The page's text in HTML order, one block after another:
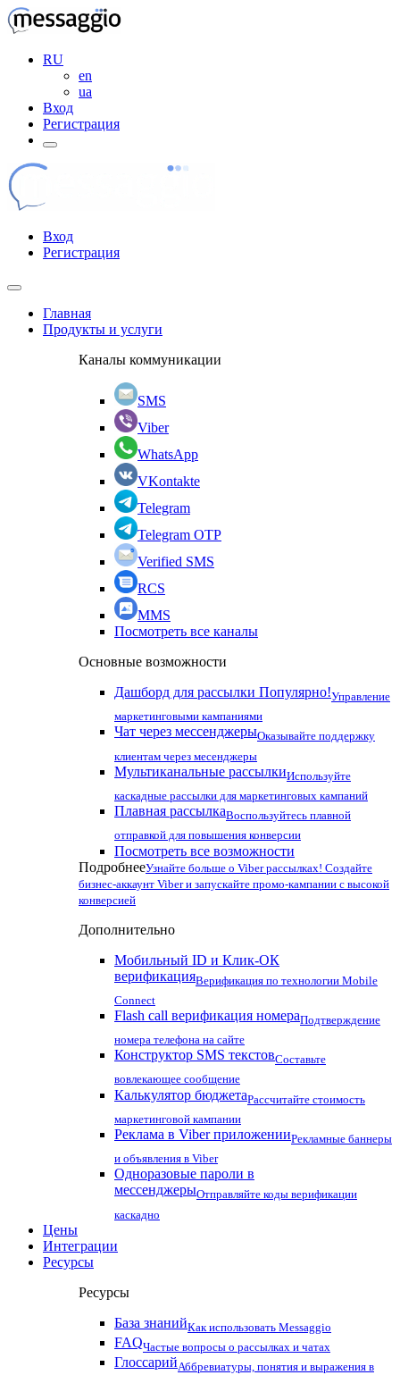
RU
en
ua
Вход
Регистрация
Вход
Регистрация
Главная
Продукты и услуги
Каналы коммуникации
SMS
Viber
WhatsApp
VKontakte
Telegram
Telegram OTP
Verified SMS
RCS
MMS
Посмотреть все каналы
Основные возможности
Дашборд для рассылки Популярно!Управление
маркетинговыми кампаниями
Чат через мессенджерыОказывайте поддержку
клиентам через месенджеры
Мультиканальные рассылкиИспользуйте
каскадные рассылки для маркетинговых кампаний
Плавная рассылкаВоспользуйтесь плавной
отправкой для повышения конверсии
Посмотреть все возможности
ПодробнееУзнайте больше о Viber рассылках! Создайте
бизнес-аккаунт Viber и запускайте промо-кампании с высокой
конверсией
Дополнительно
Мобильный ID и Клик-ОК
верификацияВерификация по технологии Mobile
Connect
Flash call верификация номераПодтверждение
номера телефона на сайте
Конструктор SMS текстовСоставьте
вовлекающее сообщение
Калькулятор бюджетаРассчитайте стоимость
маркетинговой кампании
Реклама в Viber приложенииРекламные баннеры
и объявления в Viber
Одноразовые пароли в
мессенджерыОтправляйте коды верификации
каскадно
Цены
Интеграции
Ресурсы
Ресурсы
База знанийКак использовать Messaggio
FAQЧастые вопросы о рассылках и чатах
ГлоссарийАббревиатуры, понятия и выражения в